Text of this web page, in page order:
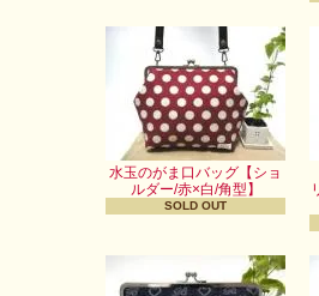
水玉のがま口バッグ【ショ
ルダー/赤×白/角型】
SOLD OUT